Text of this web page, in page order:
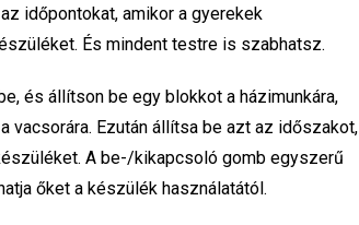
időpontokat, amikor a gyerekek
És mindent testre is szabhatsz.
és állítson be egy blokkot a házimunkára,
vacsorára. Ezután állítsa be azt az időszakot,
A be-/kikapcsoló gomb egyszerű
őket a készülék használatától.